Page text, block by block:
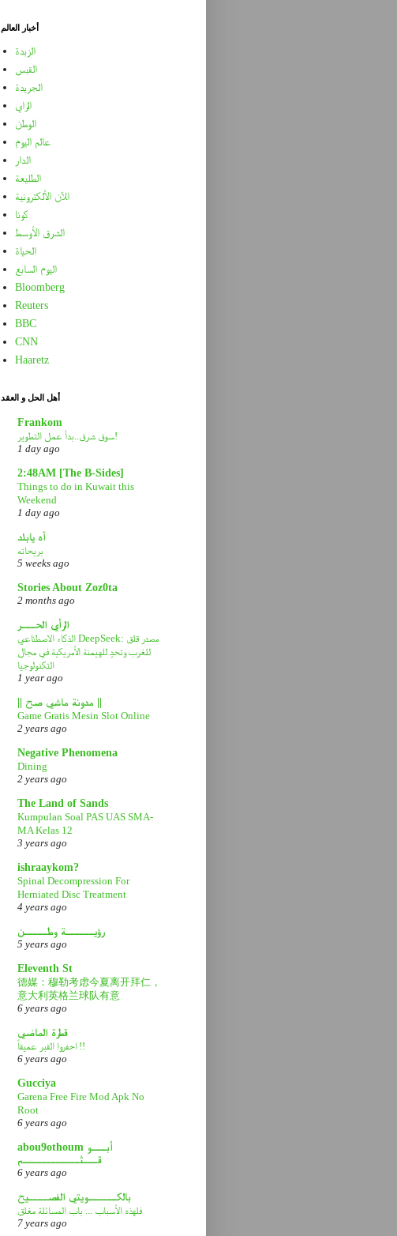
أخبار العالم
الزبدة
القبس
الجريدة
الراي
الوطن
عالم اليوم
الدار
الطليعة
الآن الألكترونية
كونا
الشرق الأوسط
الحياة
اليوم السابع
Bloomberg
Reuters
BBC
CNN
Haaretz
أهل الحل و العقد
Frankom
سوق شرق..بدأ عمل التطوير!
1 day ago
2:48AM [The B-Sides]
Things to do in Kuwait this
Weekend
1 day ago
آه يابلد
بريحاته
5 weeks ago
Stories About Zoz0ta
2 months ago
الرأي الحـــر
الذكاء الاصطناعي DeepSeek: مصدر قلق
للغرب وتحدٍ للهيمنة الأمريكية في مجال
التكنولوجيا
1 year ago
|| مدونة ماشي صح ||
Game Gratis Mesin Slot Online
2 years ago
Negative Phenomena
Dining
2 years ago
The Land of Sands
Kumpulan Soal PAS UAS SMA-
MA Kelas 12
3 years ago
ishraaykom?
Spinal Decompression For
Herniated Disc Treatment
4 years ago
رؤيــــــة وطـــــن
5 years ago
Eleventh St
德媒：穆勒考虑今夏离开拜仁，
意大利英格兰球队有意
6 years ago
قطرة الماضي
احفروا القبر عميقاً !!
6 years ago
Gucciya
Garena Free Fire Mod Apk No
Root
6 years ago
abou9othoum أبـــو
قـــثــــــــــــم
6 years ago
بالكــــــويتي الفصــــيح
فلهذه الأسباب ... باب المسائلة مغلق
7 years ago